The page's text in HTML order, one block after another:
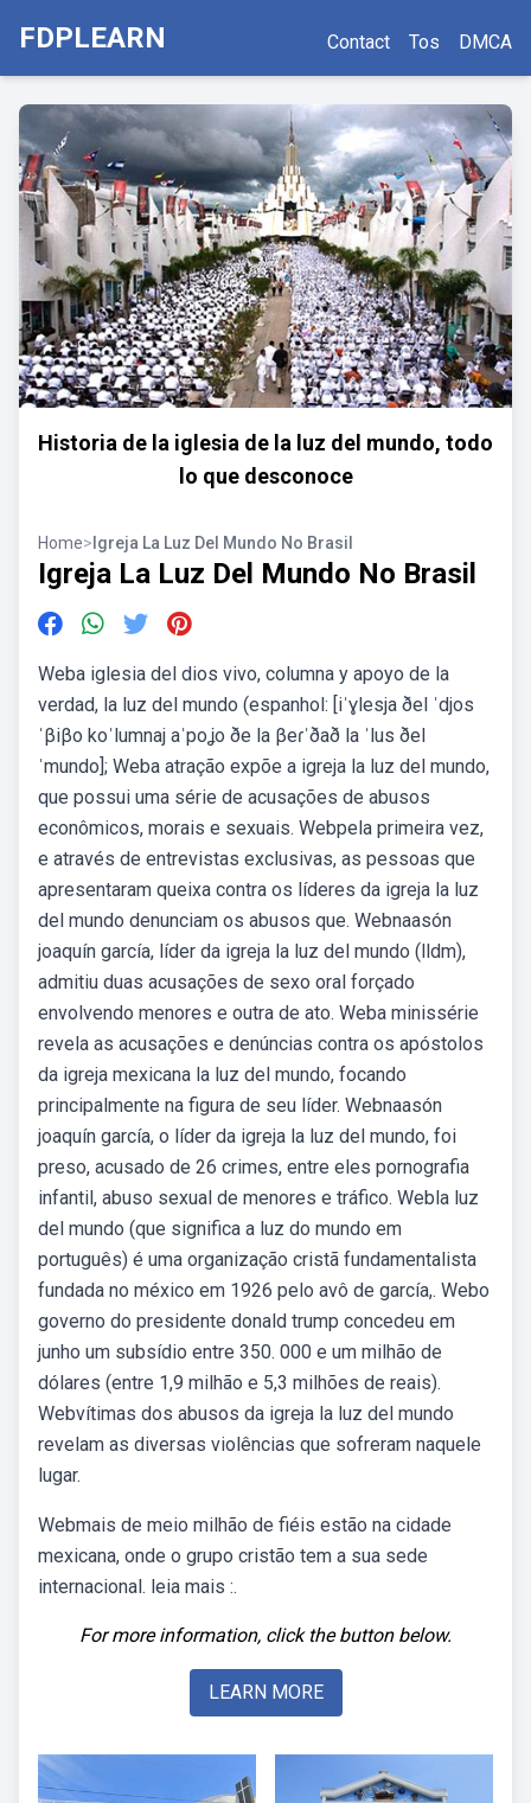
FDPLEARN Contact Tos DMCA
Historia de la iglesia de la luz del mundo, todo
lo que desconoce
Home> Igreja La Luz Del Mundo No Brasil
Igreja La Luz Del Mundo No Brasil
Weba iglesia del dios vivo, columna y apoyo de la
verdad, la luz del mundo (espanhol: [iˈɣlesja ðel ˈdjos
ˈβiβo koˈlumnaj aˈpoʝo ðe la βeɾˈðað la ˈlus ðel
ˈmundo]; Weba atração expõe a igreja la luz del mundo,
que possui uma série de acusações de abusos
econômicos, morais e sexuais. Webpela primeira vez,
e através de entrevistas exclusivas, as pessoas que
apresentaram queixa contra os líderes da igreja la luz
del mundo denunciam os abusos que. Webnaasón
joaquín garcía, líder da igreja la luz del mundo (lldm),
admitiu duas acusações de sexo oral forçado
envolvendo menores e outra de ato. Weba minissérie
revela as acusações e denúncias contra os apóstolos
da igreja mexicana la luz del mundo, focando
principalmente na figura de seu líder. Webnaasón
joaquín garcía, o líder da igreja la luz del mundo, foi
preso, acusado de 26 crimes, entre eles pornografia
infantil, abuso sexual de menores e tráfico. Webla luz
del mundo (que significa a luz do mundo em
português) é uma organização cristã fundamentalista
fundada no méxico em 1926 pelo avô de garcía,. Webo
governo do presidente donald trump concedeu em
junho um subsídio entre 350. 000 e um milhão de
dólares (entre 1,9 milhão e 5,3 milhões de reais).
Webvítimas dos abusos da igreja la luz del mundo
revelam as diversas violências que sofreram naquele
lugar.
Webmais de meio milhão de fiéis estão na cidade
mexicana, onde o grupo cristão tem a sua sede
internacional. leia mais :.
For more information, click the button below.
LEARN MORE